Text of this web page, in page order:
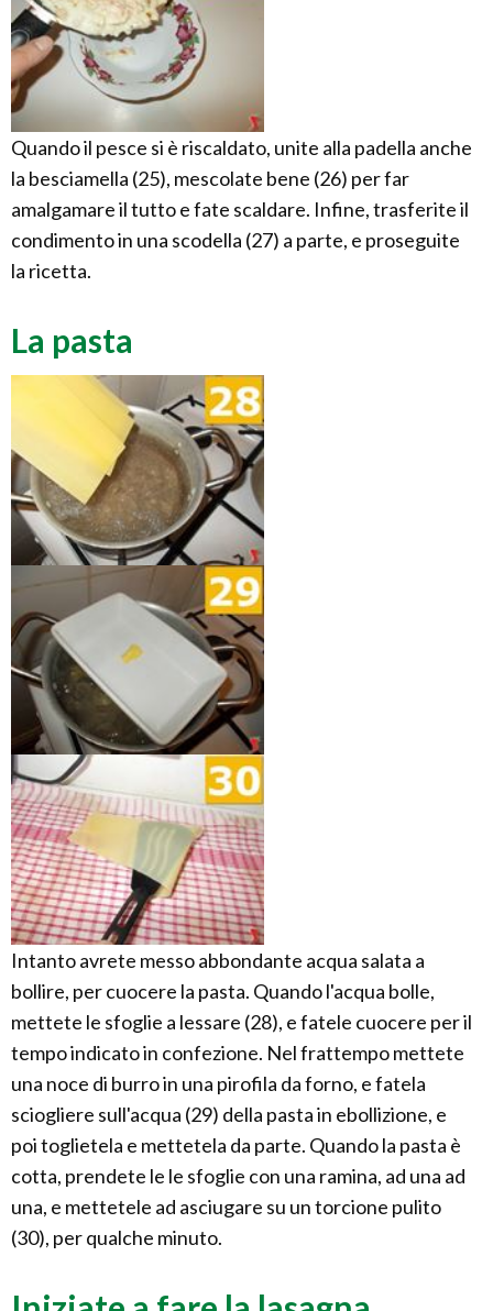
Quando il pesce si è riscaldato, unite alla padella anche
la besciamella (25), mescolate bene (26) per far
amalgamare il tutto e fate scaldare. Infine, trasferite il
condimento in una scodella (27) a parte, e proseguite
la ricetta.
La pasta
Intanto avrete messo abbondante acqua salata a
bollire, per cuocere la pasta. Quando l'acqua bolle,
mettete le sfoglie a lessare (28), e fatele cuocere per il
tempo indicato in confezione. Nel frattempo mettete
una noce di burro in una pirofila da forno, e fatela
sciogliere sull'acqua (29) della pasta in ebollizione, e
poi toglietela e mettetela da parte. Quando la pasta è
cotta, prendete le le sfoglie con una ramina, ad una ad
una, e mettetele ad asciugare su un torcione pulito
(30), per qualche minuto.